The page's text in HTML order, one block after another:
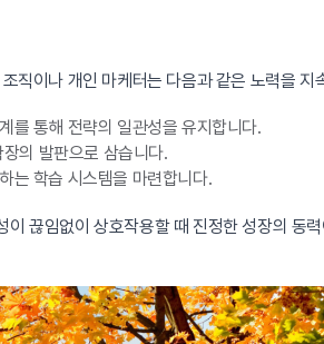
직이나 개인 마케터는 다음과 같은 노력을 지
를 통해 전략의 일관성을 유지합니다.
의 발판으로 삼습니다.
는 학습 시스템을 마련합니다.
끊임없이 상호작용할 때 진정한 성장의 동